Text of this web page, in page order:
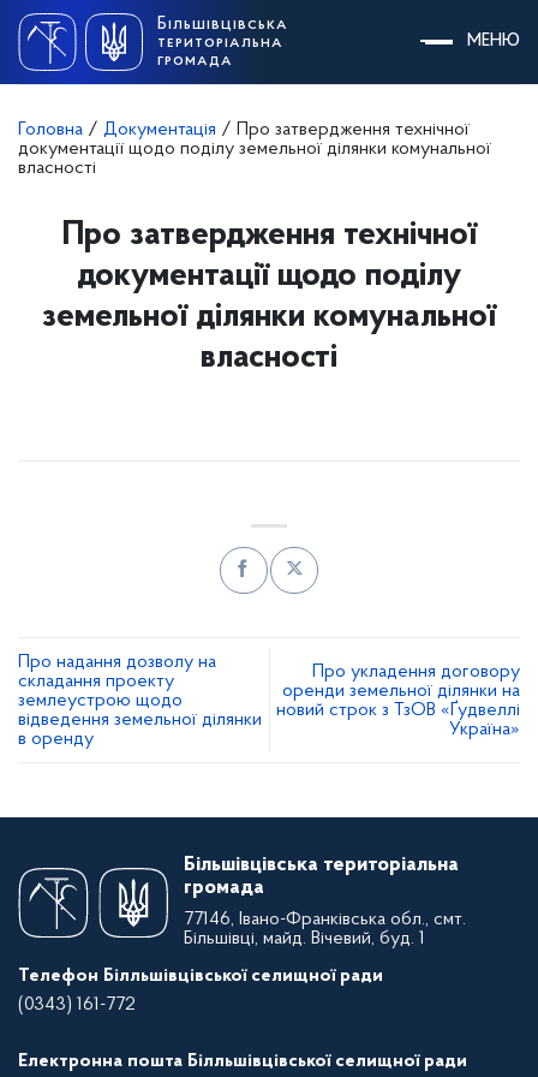
content
Більшівцівська
територіальна
громада
МЕНЮ
Головна / Документація /
Про затвердження технічної
документації щодо поділу земельної ділянки комунальної
власності
Про затвердження технічної
документації щодо поділу
земельної ділянки комунальної
власності
Про надання дозволу на
складання проекту
землеустрою щодо
відведення земельної ділянки
в оренду
Про укладення договору
оренди земельної ділянки на
новий строк з ТзОВ «Ґудвеллі
Україна»
Більшівцівська територіальна
громада
77146, Івано-Франківська обл., смт.
Більшівці, майд. Вічевий, буд. 1
Телефон Білльшівцівської селищної ради
(0343) 161-772
Електронна пошта Білльшівцівської селищної ради